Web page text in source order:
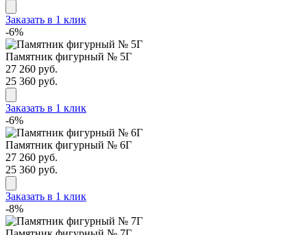
Заказать в 1 клик
-6%
Памятник фигурный № 5Г
27 260 руб.
25 360 руб.
Заказать в 1 клик
-6%
Памятник фигурный № 6Г
27 260 руб.
25 360 руб.
Заказать в 1 клик
-8%